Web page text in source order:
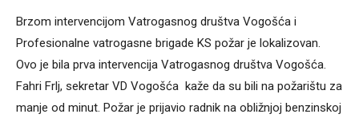
Brzom intervencijom Vatrogasnog društva Vogošća i
Profesionalne vatrogasne brigade KS požar je lokalizovan.
Ovo je bila prva intervencija Vatrogasnog društva Vogošća.
Fahri Frlj, sekretar VD Vogošća kaže da su bili na požarištu za
manje od minut. Požar je prijavio radnik na obližnjoj benzinskoj